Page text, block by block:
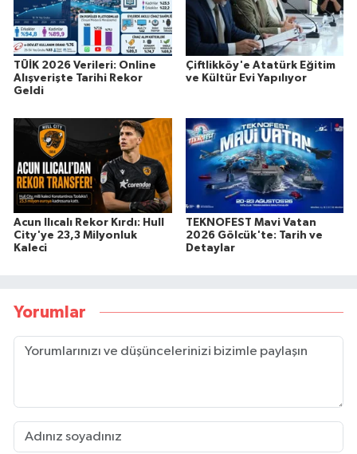
TÜİK 2026 Verileri: Online
Alışverişte Tarihi Rekor
Geldi
Çiftlikköy'e Atatürk Eğitim
ve Kültür Evi Yapılıyor
Acun Ilıcalı Rekor Kırdı: Hull
City'ye 23,3 Milyonluk
Kaleci
TEKNOFEST Mavi Vatan
2026 Gölcük'te: Tarih ve
Detaylar
Yorumlar